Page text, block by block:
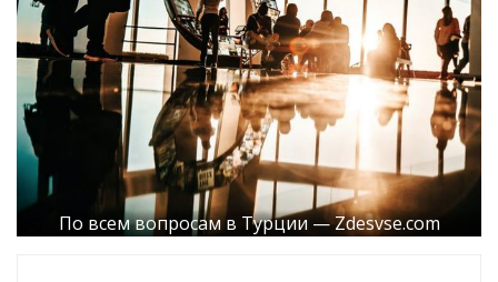
По всем вопросам в Турции — Zdesvse.com